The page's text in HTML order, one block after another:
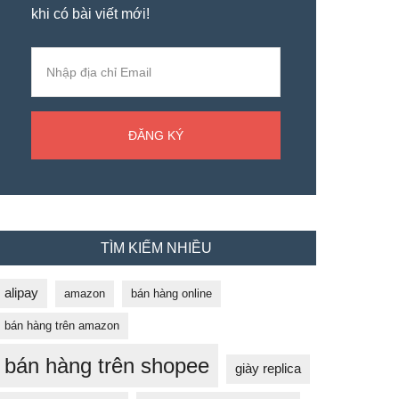
khi có bài viết mới!
TÌM KIẾM NHIỀU
alipay amazon bán hàng online
bán hàng trên amazon
bán hàng trên shopee giày replica